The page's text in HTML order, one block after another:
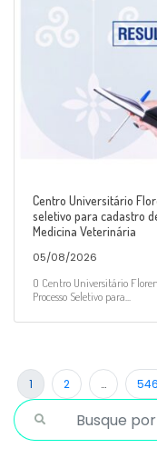
Centro Universitário
seletivo para cadastro
Medicina Veterinária
05/08/2026
O Centro Universitário
Processo Seletivo para...
1 2 … 546